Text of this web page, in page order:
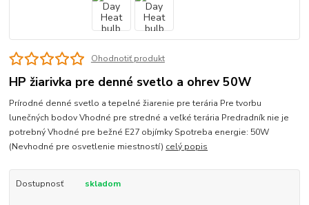
Ohodnotiť produkt
HP žiarivka pre denné svetlo a ohrev 50W
Prírodné denné svetlo a tepelné žiarenie pre terária Pre tvorbu
lunečných bodov Vhodné pre stredné a veľké terária Predradník nie je
potrebný Vhodné pre bežné E27 objímky Spotreba energie: 50W
(Nevhodné pre osvetlenie miestností) celý popis
Dostupnosť skladom